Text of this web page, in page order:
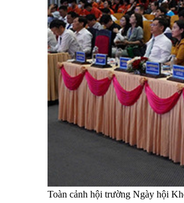
Toàn cảnh hội trường Ngày hội